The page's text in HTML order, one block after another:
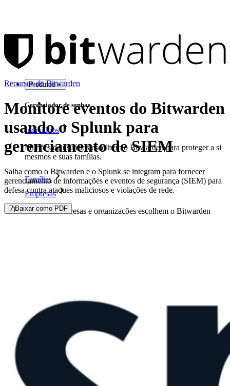
Produtos
Gerenciador de senhas
Indivíduos
Milhões de usuários escolhem o Bitwarden para proteger a si
mesmos e suas famílias.
Famílias
Empresas
Inúmeras empresas e organizações escolhem o Bitwarden
Gerenciamento de segredos com criptografia de ponta a ponta
para equipes de desenvolvimento, DevOps e TI no Bitwarden
Secrets Manager.
Passwordless.dev e passkeys
Desbloqueie recursos de passkeys e muito mais com apenas
algumas linhas de código
Recursos do Bitwarden
Monitore eventos do Bitwarden
usando o Splunk para
gerenciamento de SIEM
Saiba como o Bitwarden e o Splunk se integram para fornecer
gerenciamento de informações e eventos de segurança (SIEM) para
defesa contra ataques maliciosos e violações de rede.
Baixar como PDF